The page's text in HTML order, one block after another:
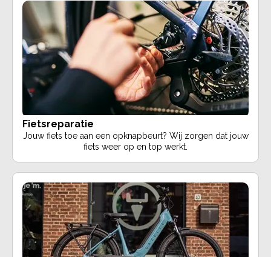
Fietsreparatie
Jouw fiets toe aan een opknapbeurt? Wij zorgen dat jouw
fiets weer op en top werkt.